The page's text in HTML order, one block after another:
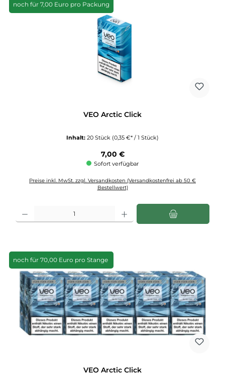
noch für 7,00 Euro pro Packung
VEO Arctic Click
Inhalt: 20 Stück (0,35 €* / 1 Stück)
Regulärer Preis:
7,00 €
Sofort verfügbar
Preise inkl. MwSt. zzgl. Versandkosten (Versandkostenfrei ab 50 €
Bestellwert)
Produkt Anzahl: Gib den gewünschten Wert ein oder benutze die Schaltflächen
noch für 70,00 Euro pro Stange
VEO Arctic Click